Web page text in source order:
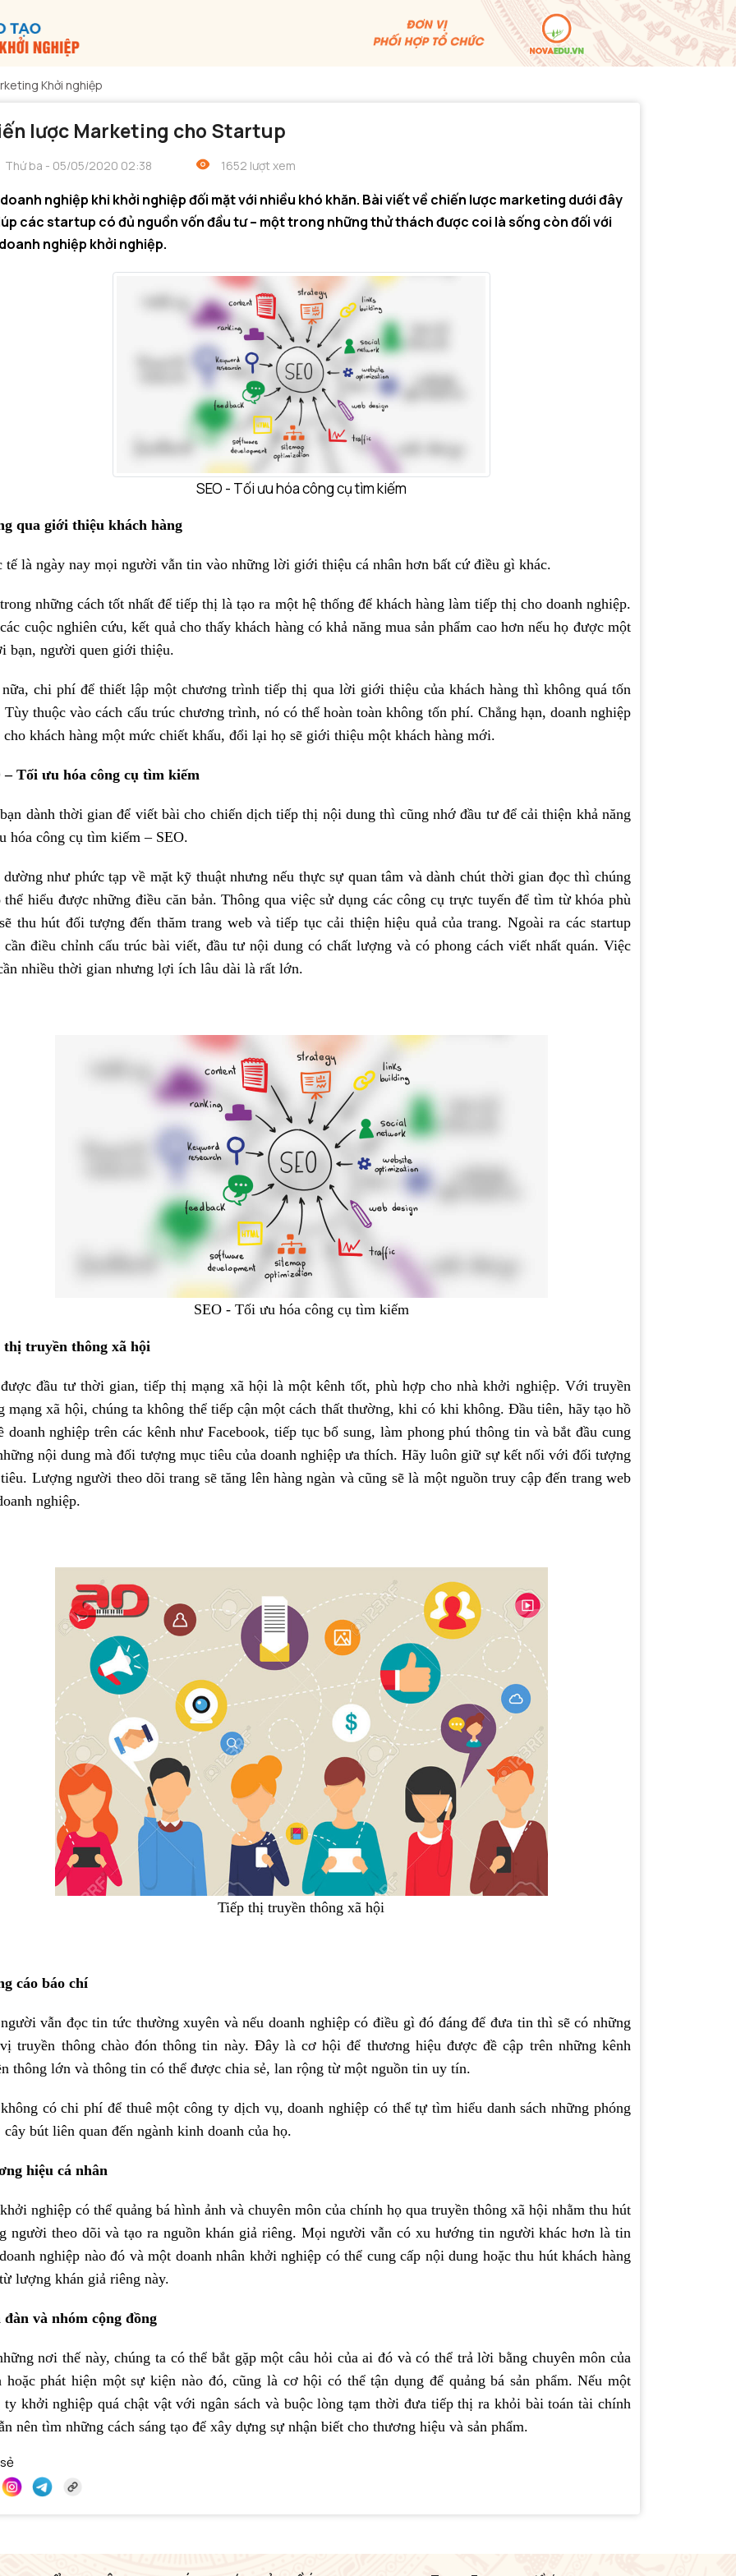
Khởi nghiệp
lược Marketing cho Startup
Thứ ba - 05/05/2020 02:38 1652 lượt xem
nghiệp khi khởi nghiệp đối mặt với nhiều khó khăn. Bài viết về chiến lược marketing dưới đây
các startup có đủ nguồn vốn đầu tư – một trong những thử thách được coi là sống còn đối với
nghiệp khởi nghiệp.
SEO - Tối ưu hóa công cụ tìm kiếm
qua giới thiệu khách hàng
tế là ngày nay mọi người vẫn tin vào những lời giới thiệu cá nhân hơn bất cứ điều gì khác.
những cách tốt nhất để tiếp thị là tạo ra một hệ thống để khách hàng làm tiếp thị cho doanh nghiệp.
cuộc nghiên cứu, kết quả cho thấy khách hàng có khả năng mua sản phẩm cao hơn nếu họ được một
bạn, người quen giới thiệu.
chi phí để thiết lập một chương trình tiếp thị qua lời giới thiệu của khách hàng thì không quá tốn
Tùy thuộc vào cách cấu trúc chương trình, nó có thể hoàn toàn không tốn phí. Chẳng hạn, doanh nghiệp
cho khách hàng một mức chiết khấu, đổi lại họ sẽ giới thiệu một khách hàng mới.
– Tối ưu hóa công cụ tìm kiếm
dành thời gian để viết bài cho chiến dịch tiếp thị nội dung thì cũng nhớ đầu tư để cải thiện khả năng
hóa công cụ tìm kiếm – SEO.
dường như phức tạp về mặt kỹ thuật nhưng nếu thực sự quan tâm và dành chút thời gian đọc thì chúng
thể hiểu được những điều căn bản. Thông qua việc sử dụng các công cụ trực tuyến để tìm từ khóa phù
thu hút đối tượng đến thăm trang web và tiếp tục cải thiện hiệu quả của trang. Ngoài ra các startup
cần điều chỉnh cấu trúc bài viết, đầu tư nội dung có chất lượng và có phong cách viết nhất quán. Việc
nhiều thời gian nhưng lợi ích lâu dài là rất lớn.
SEO - Tối ưu hóa công cụ tìm kiếm
thị truyền thông xã hội
đầu tư thời gian, tiếp thị mạng xã hội là một kênh tốt, phù hợp cho nhà khởi nghiệp. Với truyền
mạng xã hội, chúng ta không thể tiếp cận một cách thất thường, khi có khi không. Đầu tiên, hãy tạo hồ
doanh nghiệp trên các kênh như Facebook, tiếp tục bổ sung, làm phong phú thông tin và bắt đầu cung
nội dung mà đối tượng mục tiêu của doanh nghiệp ưa thích. Hãy luôn giữ sự kết nối với đối tượng
Lượng người theo dõi trang sẽ tăng lên hàng ngàn và cũng sẽ là một nguồn truy cập đến trang web
nghiệp.
Tiếp thị truyền thông xã hội
cáo báo chí
vẫn đọc tin tức thường xuyên và nếu doanh nghiệp có điều gì đó đáng để đưa tin thì sẽ có những
truyền thông chào đón thông tin này. Đây là cơ hội để thương hiệu được đề cập trên những kênh
thông lớn và thông tin có thể được chia sẻ, lan rộng từ một nguồn tin uy tín.
có chi phí để thuê một công ty dịch vụ, doanh nghiệp có thể tự tìm hiểu danh sách những phóng
cây bút liên quan đến ngành kinh doanh của họ.
hiệu cá nhân
nghiệp có thể quảng bá hình ảnh và chuyên môn của chính họ qua truyền thông xã hội nhằm thu hút
người theo dõi và tạo ra nguồn khán giả riêng. Mọi người vẫn có xu hướng tin người khác hơn là tin
nghiệp nào đó và một doanh nhân khởi nghiệp có thể cung cấp nội dung hoặc thu hút khách hàng
lượng khán giả riêng này.
đàn và nhóm cộng đồng
nơi thế này, chúng ta có thể bắt gặp một câu hỏi của ai đó và có thể trả lời bằng chuyên môn của
hoặc phát hiện một sự kiện nào đó, cũng là cơ hội có thể tận dụng để quảng bá sản phẩm. Nếu một
ty khởi nghiệp quá chật vật với ngân sách và buộc lòng tạm thời đưa tiếp thị ra khỏi bài toán tài chính
nên tìm những cách sáng tạo để xây dựng sự nhận biết cho thương hiệu và sản phẩm.